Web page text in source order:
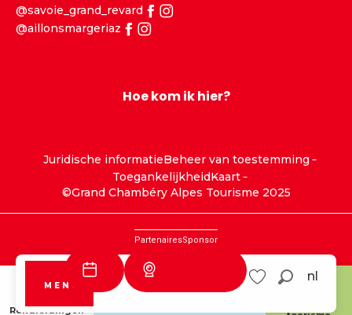
Rondleidingen
Savoie Grand Aillons
MENU
nl
@savoie_grand_revard
@aillonsmargeriaz
Hoe kom ik hier?
Juridische informatieBeheer van toestemming
ToegankelijkheidKaart
©Grand Chambéry Alpes Tourisme 2025
PartenairesSponsor